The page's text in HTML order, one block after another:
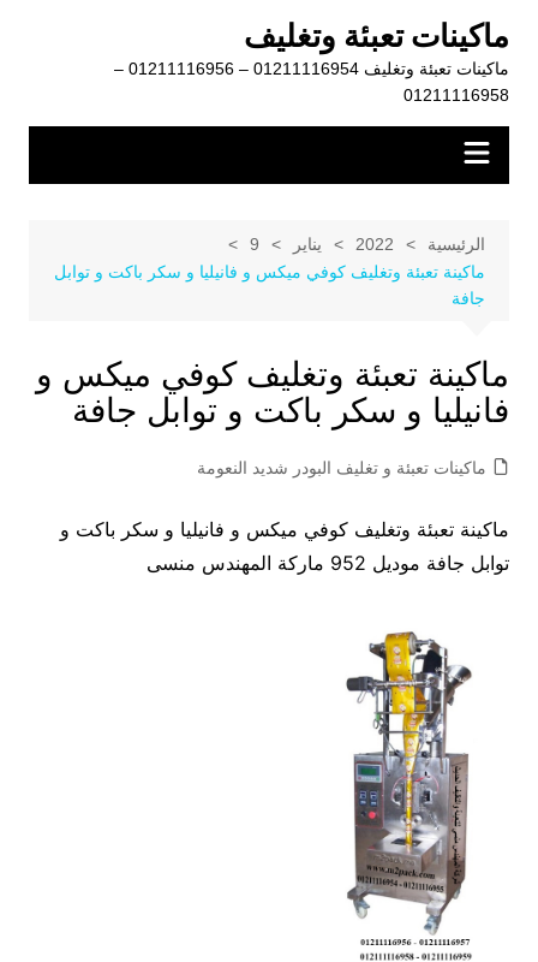
المحتوى
ماكينات تعبئة وتغليف
ماكينات تعبئة وتغليف 01211116954 – 01211116956 –
01211116958
الرئيسية 2022 يناير
9
ماكينة تعبئة وتغليف كوفي ميكس و فانيليا و سكر باكت و توابل
جافة
ماكينة تعبئة وتغليف كوفي ميكس و
فانيليا و سكر باكت و توابل جافة
ماكينات تعبئة و تغليف البودر شديد النعومة
ماكينة تعبئة وتغليف كوفي ميكس و فانيليا و سكر باكت و
توابل جافة موديل 952 ماركة المهندس منسى